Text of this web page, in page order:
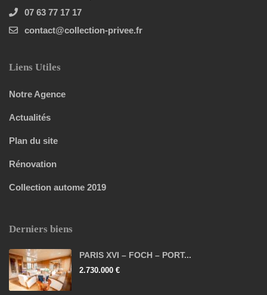
07 63 77 17 17
contact@collection-privee.fr
Liens Utiles
Notre Agence
Actualités
Plan du site
Rénovation
Collection autome 2019
Derniers biens
PARIS XVI – FOCH – PORT...
2.730.000 €